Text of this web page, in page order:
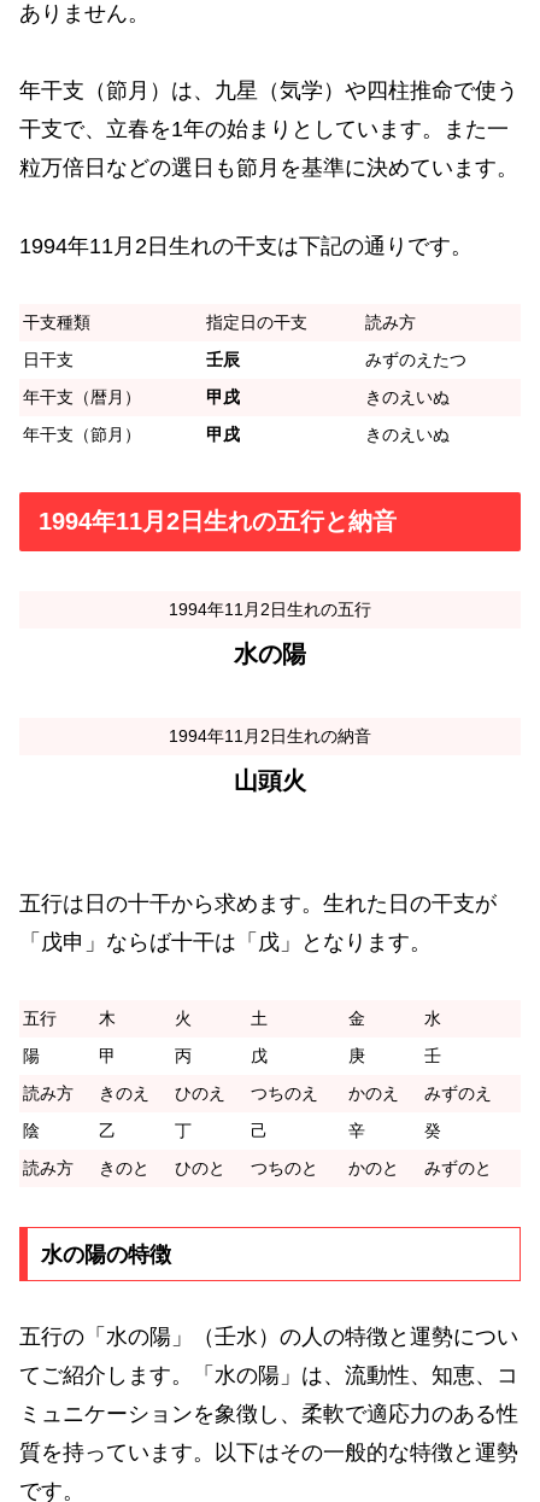
ありません。
年干支（節月）は、九星（気学）や四柱推命で使う
干支で、立春を1年の始まりとしています。また一
粒万倍日などの選日も節月を基準に決めています。
1994年11月2日生れの干支は下記の通りです。
干支種類 指定日の干支
読み方
日干支
壬辰
みずのえたつ
年干支（暦月）
甲戌
きのえいぬ
年干支（節月）
甲戌 きのえいぬ
1994年11月2日生れの五行と納音
1994年11月2日生れの五行
水の陽
1994年11月2日生れの納音
山頭火
五行は日の十干から求めます。生れた日の干支が
「戊申」ならば十干は「戊」となります。
五行 木 火 土 金
水
陽
甲 丙 戊 庚
壬
読み方
きのえ ひのえ つちのえ かのえ
みずのえ
陰
乙 丁 己 辛
癸
読み方
きのと ひのと つちのと かのと みずのと
水の陽の特徴
五行の「水の陽」（壬水）の人の特徴と運勢につい
てご紹介します。「水の陽」は、流動性、知恵、コ
ミュニケーションを象徴し、柔軟で適応力のある性
質を持っています。以下はその一般的な特徴と運勢
です。